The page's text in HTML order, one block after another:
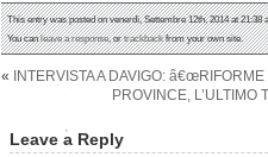
This entry was posted on venerdì, Settembre 12th, 2014 at 21:38
You canleave a response, ortrackbackfrom your own site.
«
INTERVISTA A DAVIGO:
PROVINCE, L’ULTIMO
Leave a Reply